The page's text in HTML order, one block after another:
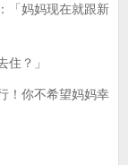
妈妈现在就跟新
？」
你不希望妈妈幸